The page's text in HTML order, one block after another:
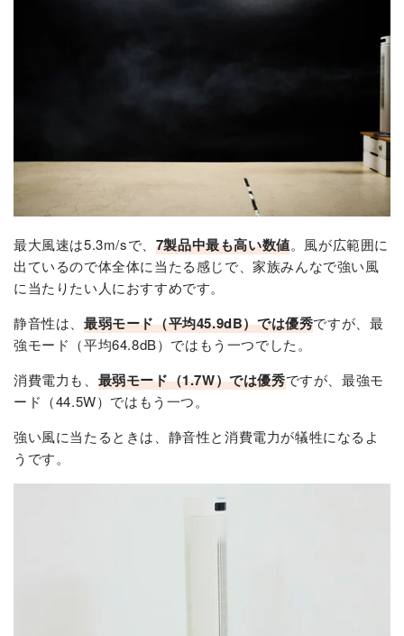
最大風速は5.3m/sで、 7製品中最も高い数値。風が広範囲に
出ているので体全体に当たる感じで、家族みんなで強い風
に当たりたい人におすすめです。
静音性は、 最弱モード（平均45.9dB）では優秀ですが、最
強モード（平均64.8dB）ではもう一つでした。
消費電力も、 最弱モード（1.7W）では優秀ですが、最強モ
ード（44.5W）ではもう一つ。
強い風に当たるときは、静音性と消費電力が犠牲になるよ
うです。